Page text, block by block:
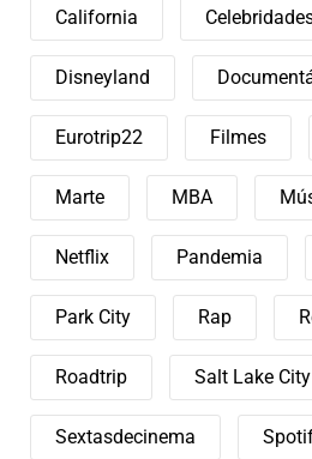
California
Disneyland
Eurotrip22 Filmes
Marte MBA
Netflix Pandemia
Park City Rap
Roadtrip Salt Lake City
Sextasdecinema